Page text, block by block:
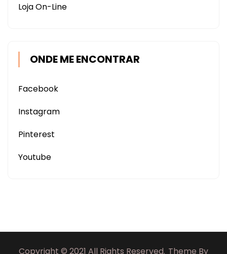
Loja On-Line
ONDE ME ENCONTRAR
Facebook
Instagram
Pinterest
Youtube
Copyright © 2021 All Rights Reserved. Theme By